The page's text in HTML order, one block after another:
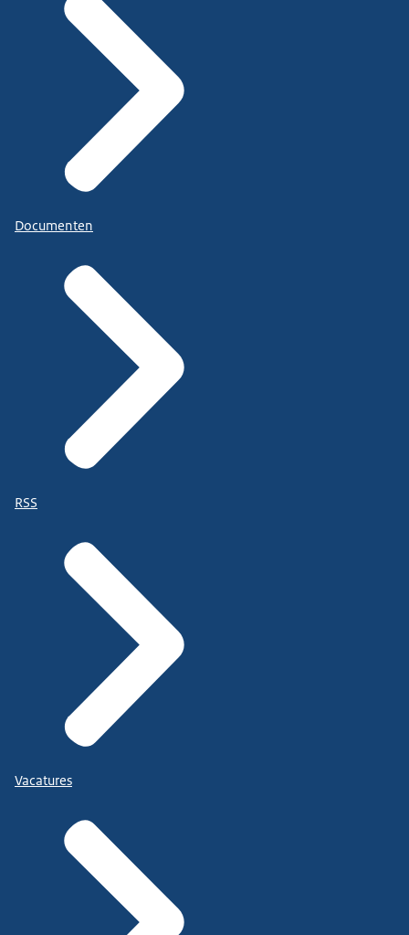
Documenten
RSS
Vacatures